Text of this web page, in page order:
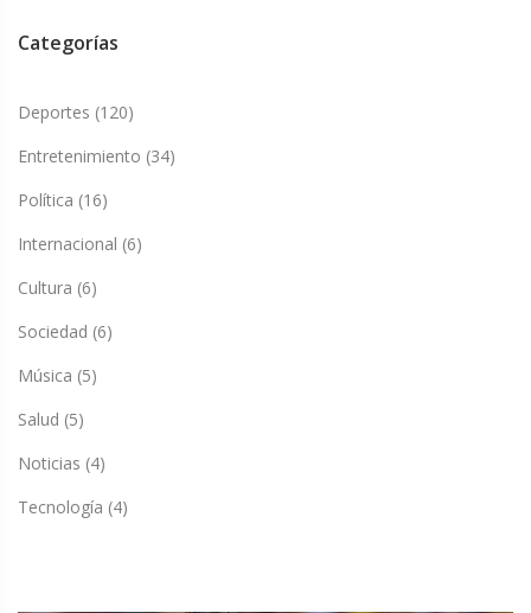
Categorías
Deportes (120)
Entretenimiento (34)
Política (16)
Internacional (6)
Cultura (6)
Sociedad (6)
Música (5)
Salud (5)
Noticias (4)
Tecnología (4)